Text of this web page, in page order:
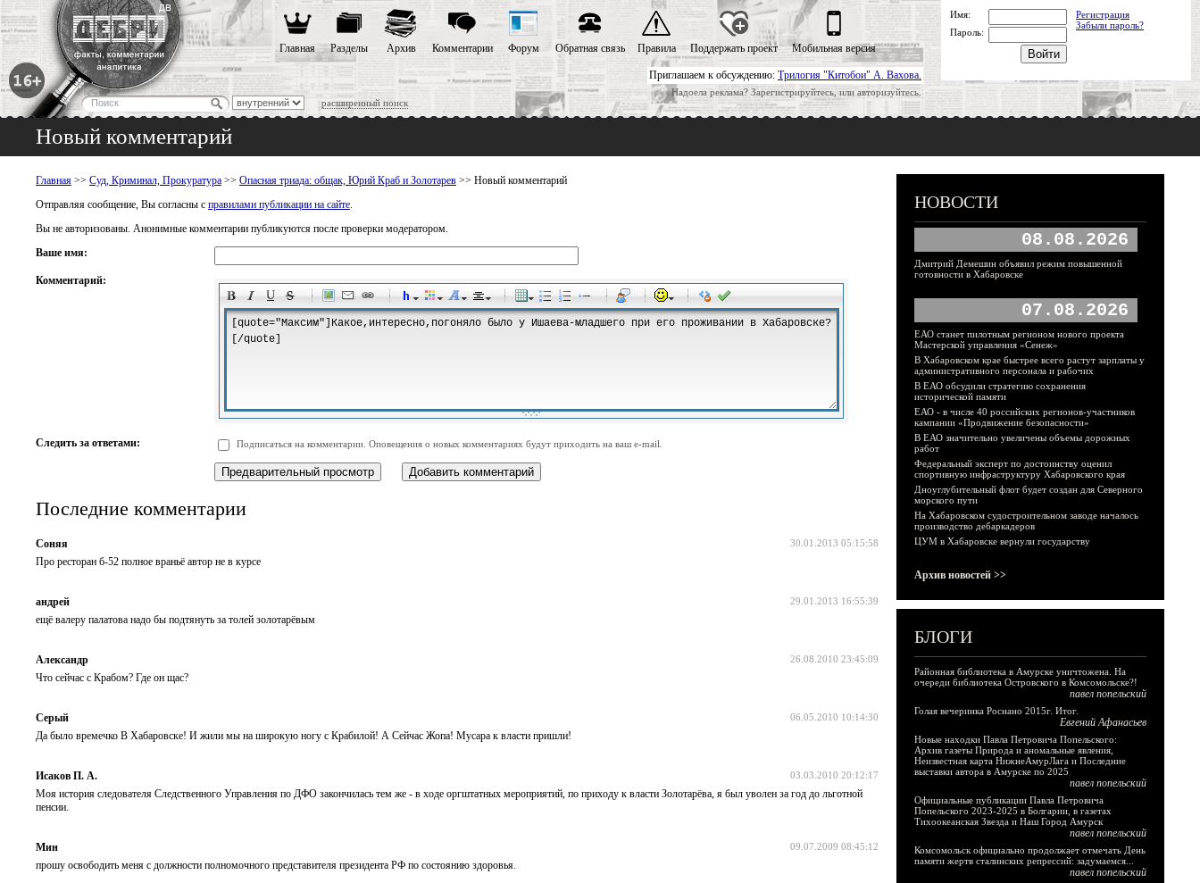
Приглашаем к обсуждению: Трилогия "Китобои" А. Вахова.
Надоела реклама? Зарегистрируйтесь, или авторизуйтесь.
расширенный поиск
Главная Разделы Архив Комментарии Форум Обратная связь Правила Поддержать проект Мобильная версия
Имя:
Регистрация
Забыли пароль?
Пароль:
Новый комментарий
Главная >> Суд, Криминал, Прокуратура >> Опасная триада: общак, Юрий Краб и Золотарев >> Новый комментарий
Отправляя сообщение, Вы согласны с правилами публикации на сайте.
Вы не авторизованы. Анонимные комментарии публикуются после проверки модератором.
Ваше имя:
Комментарий:
-
-
-
-
-
-
-
-
-
-
-
-
-
-
-
-
-
-
-
-
-
-
-
-
-
-
-
-
-
-
-
-
-
Следить за ответами: Подписаться на комментарии. Оповещения о новых комментариях будут приходить на ваш e-mail.
Последние комментарии
30.01.2013 05:15:58
Соняя
Про ресторан б-52 полное враньё автор не в курсе
29.01.2013 16:55:39
андрей
ещё валеру палатова надо бы подтянуть за толей золотарёвым
26.08.2010 23:45:09
Александр
Что сейчас с Крабом? Где он щас?
06.05.2010 10:14:30
Серый
Да было времечко В Хабаровске! И жили мы на широкую ногу с Крабилой! А Сейчас Жопа! Мусара к власти пришли!
03.03.2010 20:12:17
Исаков П. А.
Моя история следователя Следственного Управления по ДФО закончилась тем же - в ходе оргштатных мероприятий, по приходу к власти Золотарёва, я был уволен за год до льготной
пенсии.
09.07.2009 08:45:12
Мин
прошу освободить меня с должности полномочного представителя президента РФ по состоянию здоровья.
НОВОСТИ
08.08.2026
Дмитрий Демешин объявил режим повышенной
готовности в Хабаровске
07.08.2026
ЕАО станет пилотным регионом нового проекта
Мастерской управления «Сенеж»
В Хабаровском крае быстрее всего растут зарплаты у
административного персонала и рабочих
В ЕАО обсудили стратегию сохранения
исторической памяти
ЕАО - в числе 40 российских регионов-участников
кампании «Продвижение безопасности»
В ЕАО значительно увеличены объемы дорожных
работ
Федеральный эксперт по достоинству оценил
спортивную инфраструктуру Хабаровского края
Дноуглубительный флот будет создан для Северного
морского пути
На Хабаровском судостроительном заводе началось
производство дебаркадеров
ЦУМ в Хабаровске вернули государству
Архив новостей >>
БЛОГИ
Районная библиотека в Амурске уничтожена. На
очереди библиотека Островского в Комсомольске?!
павел попельский
Голая вечеринка Роснано 2015г. Итог.
Евгений Афанасьев
Новые находки Павла Петровича Попельского:
Архив газеты Природа и аномальные явления,
Неизвестная карта НижнеАмурЛага и Последние
выставки автора в Амурске по 2025
павел попельский
Официальные публикации Павла Петровича
Попельского 2023-2025 в Болгарии, в газетах
Тихоокеанская Звезда и Наш Город Амурск
павел попельский
Комсомольск официально продолжает отмечать День
памяти жертв сталинских репрессий: задумаемся...
павел попельский